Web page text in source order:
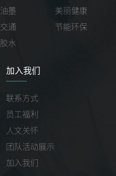
油墨
美丽健康
交通
节能环保
胶水
加入我们
联系方式
员工福利
人文关怀
团队活动展示
加入我们